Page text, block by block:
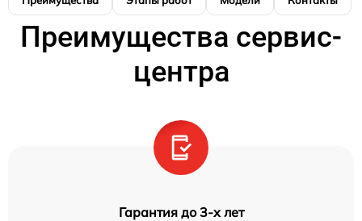
Преимущества сервис-
центра
Гарантия до 3-х лет